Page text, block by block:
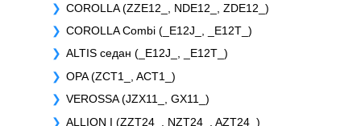
COROLLA (ZZE12_, NDE12_, ZDE12_)
COROLLA Combi (_E12J_, _E12T_)
ALTIS седан (_E12J_, _E12T_)
OPA (ZCT1_, ACT1_)
VEROSSA (JZX11_, GX11_)
ALLION I (ZZT24_, NZT24_, AZT24_)